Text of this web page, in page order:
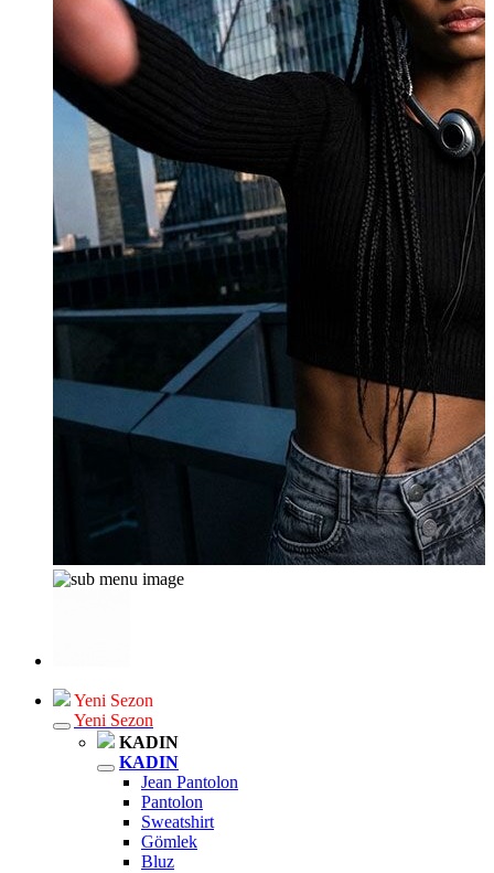
Yeni Sezon
Yeni Sezon
KADIN
KADIN
Jean Pantolon
Pantolon
Sweatshirt
Gömlek
Bluz